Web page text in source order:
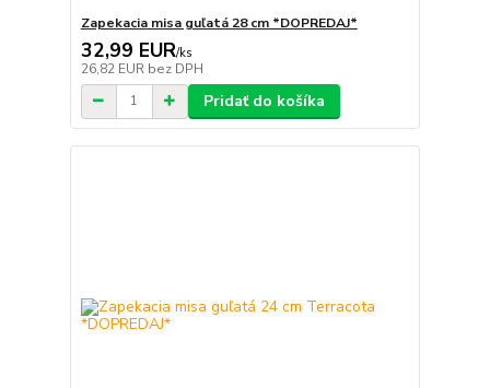
Zapekacia misa guľatá 28 cm *DOPREDAJ*
32,99 EUR/ks
26,82 EUR bez DPH
Pridať do košíka